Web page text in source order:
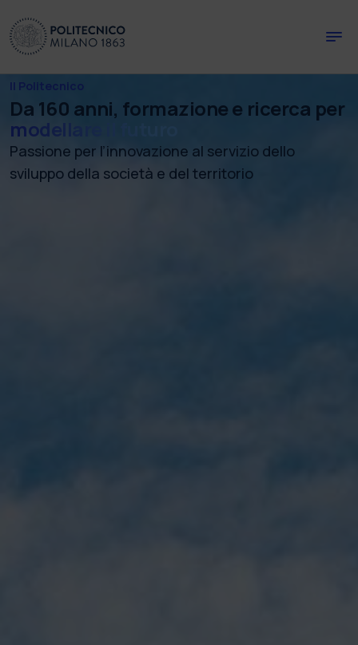
Il Politecnico
Da 160 anni, formazione e ricerca per
modellare il futuro
Passione per l’innovazione al servizio dello
sviluppo della società e del territorio